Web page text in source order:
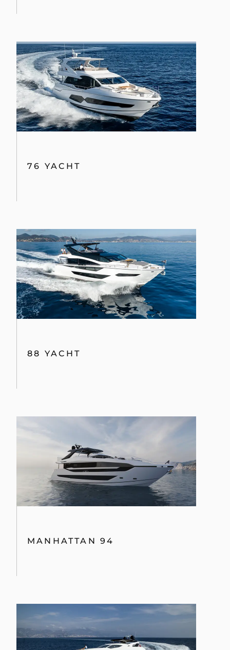
76 YACHT
88 YACHT
MANHATTAN 94